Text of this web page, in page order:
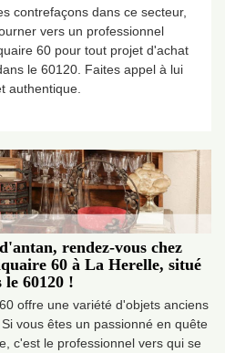
contrefaçons dans ce secteur,
vers un professionnel
60 pour tout projet d'achat
le 60120. Faites appel à lui
authentique.
rendez-vous chez
60 à La Herelle, situé
le 60120 !
offre une variété d'objets anciens
vous êtes un passionné en quête
c'est le professionnel vers qui se